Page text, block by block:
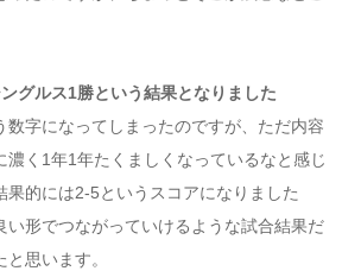
グルス1勝という結果となりました
数字になってしまったのですが、ただ内容
濃く1年1年たくましくなっているなと感じ
果的には2-5というスコアになりました
い形でつながっていけるような試合結果だ
思います。